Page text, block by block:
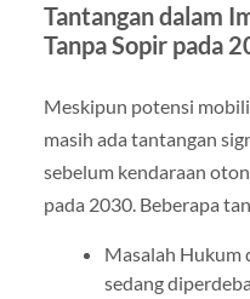
Tantangan dalam
Tanpa Sopir pada
Meskipun potensi
masih ada tantangan
sebelum kendaraan
pada 2030. Beberapa
Masalah Hukum
sedang